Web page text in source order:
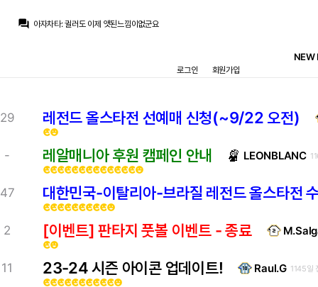
question_answer 아자차타:귈러도 이제 앳된느낌이없군요
ㅇ-ㅇ: 치인다… 외모 물올랐어
ㅇ-ㅇ:m.fmkorea.com/index.php?mid=football_world&category=233499071&document_srl=10190273886
마르코 로이스
NEW
로그인 회원가입
29
emoji_emotionsemoji_emotions
레전드 올스타전 선예매 신청(~9/22 오전)
-
emoji_emotionsemoji_emotionsemoji_emotionsemoji_emotionsemoji_emotionsemoji_emotionsemoji_emotionsemoji_emotionsemoji_emotionsemoji_emotionsemoji_emotionsemoji_emotionsemoji_emotionsemoji_emotions
레알매니아 후원 캠페인 안내 LEONBLANC
47
emoji_emotionsemoji_emotionsemoji_emotionsemoji_emotionsemoji_emotionsemoji_emotionsemoji_emotionsemoji_emotionsemoji_emotionsemoji_emotions
대한민국-이탈리아-브라질 레전드 올스타전
2
emoji_emotionsemoji_emotions
[이벤트] 판타지 풋볼 이벤트 - 종료
11
emoji_emotionsemoji_emotionsemoji_emotionsemoji_emotionsemoji_emotionsemoji_emotionsemoji_emotionsemoji_emotionsemoji_emotionsemoji_emotionsemoji_emotions
23-24 시즌 아이콘 업데이트! Raul.G 1145일